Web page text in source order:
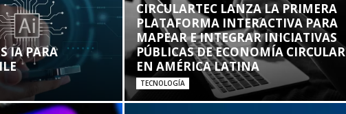
IA PARA
CIRCULARTEC LANZA LA PRIMERA
PLATAFORMA INTERACTIVA PARA
MAPEAR E INTEGRAR INICIATIVAS
PÚBLICAS DE ECONOMÍA CIRCULAR
EN AMÉRICA LATINA
TECNOLOGÍA